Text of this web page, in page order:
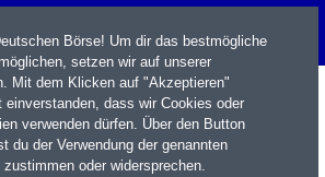
Börse! Um dir das bestmögliche
setzen wir auf unserer
Mit dem Klicken auf "Akzeptieren"
dass wir Cookies oder
verwenden dürfen. Über den Button
du der Verwendung der genannten
oder widersprechen.